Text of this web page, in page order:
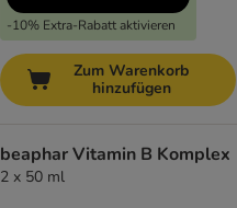
-10% Extra-Rabatt aktivieren
Zum Warenkorb
hinzufügen
beaphar Vitamin B Komplex
2 x 50 ml